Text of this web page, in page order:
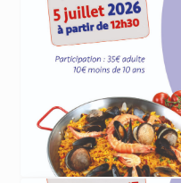
ACTUALITÉS
Et cet été, que lirez-vous
... lire plus